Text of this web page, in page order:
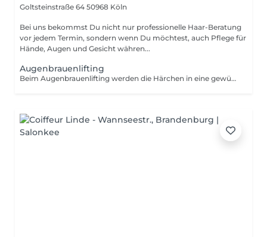
Goltsteinstraße 64 50968 Köln
Bei uns bekommst Du nicht nur professionelle Haar-Beratung
vor jedem Termin, sondern wenn Du möchtest, auch Pflege für
Hände, Augen und Gesicht währen...
Augenbrauenlifting
Beim Augenbrauenlifting werden die Härchen in eine gewünschte Form gebracht und fixiert, sodass sie voller und definierter wirken. Im Paket enthalten sind das Liften der Augenbrauen, das Färben für mehr Ausdruck sowie eine präzise Augenbrauenkorrektur. Abgerundet wird die Behandlung mit einer luxuriösen Augenpflege in Pad-Form, die die Haut erfrischt und mit Feuchtigkeit versorgt.